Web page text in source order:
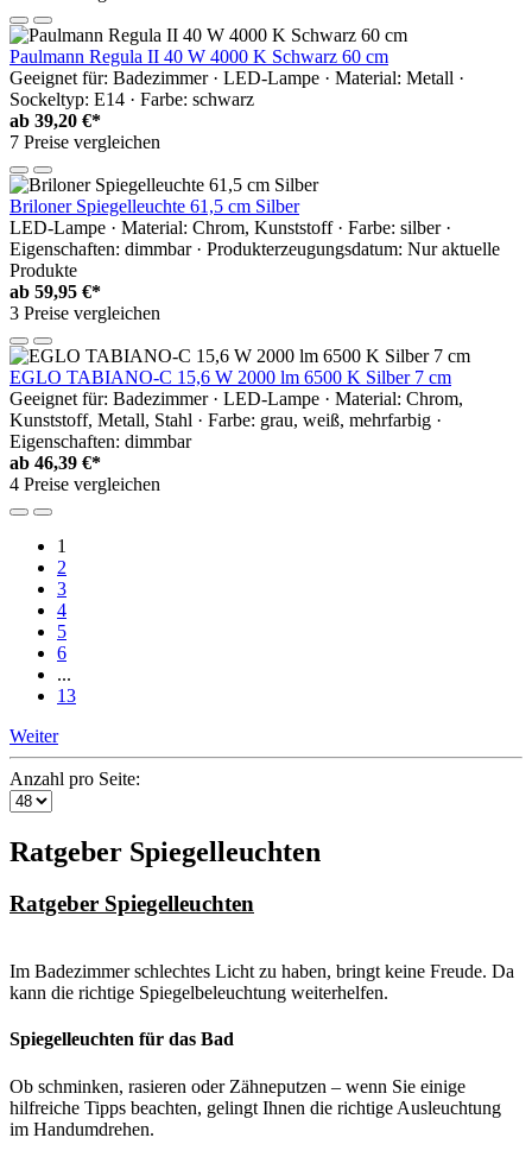
Paulmann Regula II 40 W 4000 K Schwarz 60 cm
Geeignet für: Badezimmer · LED-Lampe · Material: Metall ·
Sockeltyp: E14 · Farbe: schwarz
ab 39,20 €*
7 Preise vergleichen
Briloner Spiegelleuchte 61,5 cm Silber
LED-Lampe · Material: Chrom, Kunststoff · Farbe: silber ·
Eigenschaften: dimmbar · Produkterzeugungsdatum: Nur aktuelle
Produkte
ab 59,95 €*
3 Preise vergleichen
EGLO TABIANO-C 15,6 W 2000 lm 6500 K Silber 7 cm
Geeignet für: Badezimmer · LED-Lampe · Material: Chrom,
Kunststoff, Metall, Stahl · Farbe: grau, weiß, mehrfarbig ·
Eigenschaften: dimmbar
ab 46,39 €*
4 Preise vergleichen
1
2
3
4
5
6
...
13
Weiter
Anzahl pro Seite:
Ratgeber Spiegelleuchten
Ratgeber Spiegelleuchten
Im Badezimmer schlechtes Licht zu haben, bringt keine Freude. Da
kann die richtige Spiegelbeleuchtung weiterhelfen.
Spiegelleuchten für das Bad
Ob schminken, rasieren oder Zähneputzen – wenn Sie einige
hilfreiche Tipps beachten, gelingt Ihnen die richtige Ausleuchtung
im Handumdrehen.